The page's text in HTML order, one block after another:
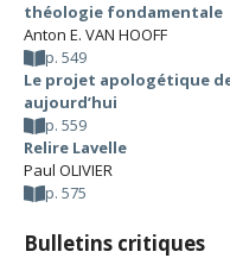
théologie fondamentale
Anton E. VAN HOOFF
p. 549
Le projet apologétique
aujourd’hui
p. 559
Relire Lavelle
Paul OLIVIER
p. 575
Bulletins critiques